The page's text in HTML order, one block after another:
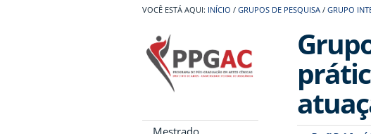
INÍCIO / GRUPOS DE PESQUISA / GRUPO
Mestrado